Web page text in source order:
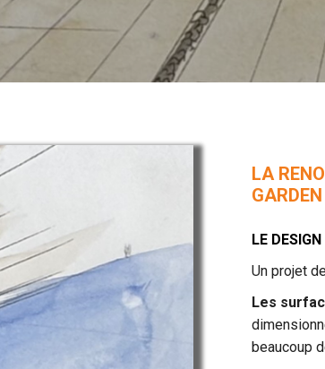
LA
GARDEN
LE
Un projet
Les
beaucoup